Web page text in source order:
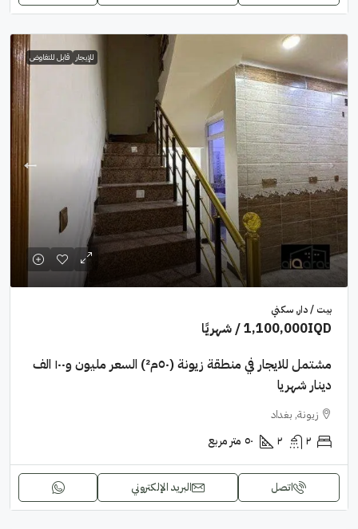
للإيجار قابل للتفاوض
بيت / دار, سكني
1,100,000IQD/ شهريًا
مشتمل للايجار في منطقة زيونة (٥٠م²) السعر مليون و١٠٠ الف
دينار شهريا
زيونة, بغداد
٢ ٢ ٥٠ متر مربع
اتصل البريد الإلكتروني